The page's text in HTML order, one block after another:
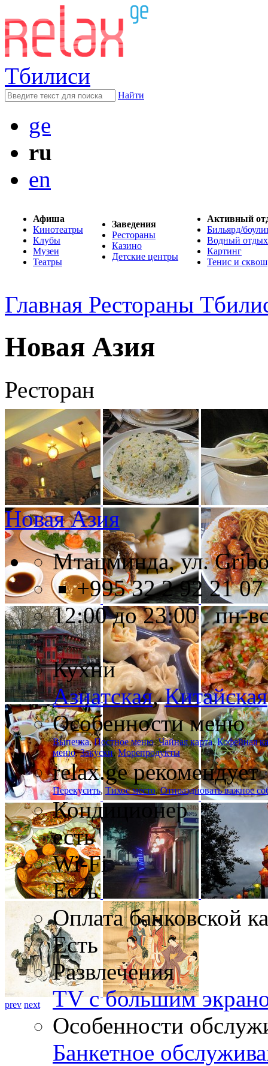
Тбилиси
Найти
ge
ru
en
Афиша
Кинотеатры
Клубы
Музеи
Театры
Заведения
Рестораны
Казино
Детские центры
Активный
Бильярд/
Водный отдых
Картинг
Тенис и сквош
Главная Рестораны
Новая Азия
Ресторан
prev next
Новая Азия
Мтацминда, ул.
+995 32 2 92 21 07
12:00 до 23:00 пн-
Кухни
Азиатская,Китайская
Особенности меню
Выпечка,Постное меню,Чайная карта,Кофейная
меню,Закуски,Морепродукты
relax.ge рекомендует
Перекусить, Тихое место,Отпраздновать важное
Кондиционер
есть
Wi-Fi
Есть
Оплата банковской
Есть
Развлечения
TV с большим
Особенности
Банкетное